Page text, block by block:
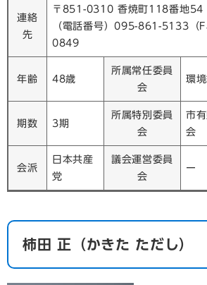
連絡
先
〒851-0310 香焼町118番地54
（電話番号）095-861-5133（
0849
年齢 48歳
所属常任委員
会
環
期数 3期
所属特別委員
会
市
会
会派
日本共産
党
議会運営委員
会
ー
​柿田 正 （かきた ただし）